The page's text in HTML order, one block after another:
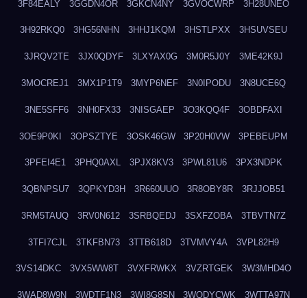
3F84EALY 3GGDN4OR 3GKCN4NY 3GVOCWRP 3H28UNEO
3H92RKQ0 3HG56NHN 3HHJ1KQM 3HSTLPXX 3HSUVSEU
3JRQV2TE 3JX0QDYF 3LXYAX0G 3M0R5J0Y 3ME42K9J
3MOCREJ1 3MX1P1T9 3MYP6NEF 3N0IPODU 3N8UCE6Q
3NE5SFF6 3NH0FX33 3NISGAEP 3O3KQQ4F 3OBDFAXI
3OE9P0KI 3OPSZTYE 3OSK46GW 3P20H0VW 3PEBEUPM
3PFEI4E1 3PHQ0AXL 3PJX8KV3 3PWL81U6 3PX3NDPK
3QBNPSU7 3QPKYD3H 3R660UUO 3R8OBY8R 3RJJOB51
3RM5TAUQ 3RV0N612 3SRBQEDJ 3SXFZOBA 3TBVTN7Z
3TFI7CJL 3TKFBN73 3TTB618D 3TVMVY4A 3VPL82H9
3VS14DKC 3VX5WW8T 3VXFRWKX 3VZRTGEK 3W3MHD4O
3WAD8W9N 3WDTF1N3 3WI8G8SN 3WQDYCWK 3WTTA97N